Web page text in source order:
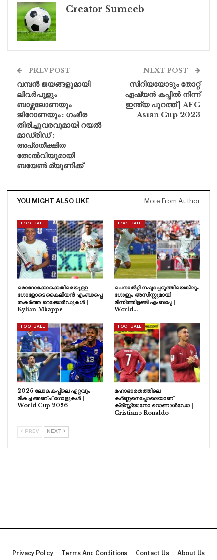
Creator Sumeeb
PREV POST
വമ്പൻ ജയങ്ങളുമായി
ലിവർപൂളും
ബാഴ്സലോണയും
ജിറോണയും : ഗംഭീര
തിരിച്ചുവരവുമായി റയൽ
മാഡ്രിഡ് :
അപ്രതീക്ഷിത
തോൽവിയുമായി
ബയേൺ മ്യൂണിക്ക്
NEXT POST
സിറിയയോടും തോറ്റ്
ഏഷ്യന്‍ കപ്പില്‍ നിന്ന്
ഇന്ത്യ പുറത്ത് | AFC
Asian Cup 2023
YOU MIGHT ALSO LIKE More From Author
FOOTBALL
മൊറോക്കോക്കെതിരെയുള്ള
ഗോളോടെ കൈലിയൻ എംബാപ്പെ
തകർത്ത റെക്കോർഡുകൾ |
Kylian Mbappe
FOOTBALL
പെനാൽറ്റി നഷ്ടപ്പെടുത്തിയെങ്കിലും
ഗോളും അസിസ്റ്റുമായി
മിന്നിത്തിളങ്ങി എംബപ്പേ |
World…
FOOTBALL
2026 ലോകകപ്പിലെ ഏറ്റവും
മികച്ച അഞ്ച് ഗോളുകൾ |
World Cup 2026
FOOTBALL
മഹാഭാരതത്തിലെ
കർണ്ണനെപ്പോലെയാണ്
ക്രിസ്റ്റ്യാനോ റൊണാൾഡോ |
Cristiano Ronaldo
PREV NEXT
Privacy Policy Terms And Conditions Contact Us About Us